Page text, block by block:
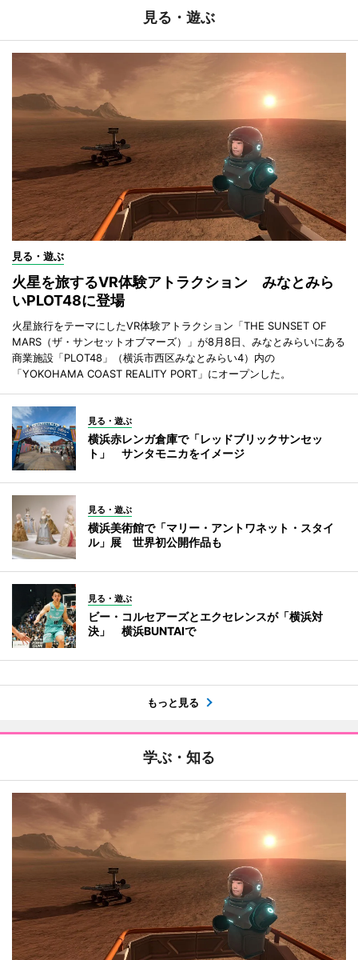
見る・遊ぶ
見る・遊ぶ
火星を旅するVR体験アトラクション みなとみら
いPLOT48に登場
火星旅行をテーマにしたVR体験アトラクション「THE SUNSET OF
MARS（ザ・サンセットオブマーズ）」が8月8日、みなとみらいにある
商業施設「PLOT48」（横浜市西区みなとみらい4）内の
「YOKOHAMA COAST REALITY PORT」にオープンした。
見る・遊ぶ
横浜赤レンガ倉庫で「レッドブリックサンセッ
ト」 サンタモニカをイメージ
見る・遊ぶ
横浜美術館で「マリー・アントワネット・スタイ
ル」展 世界初公開作品も
見る・遊ぶ
ビー・コルセアーズとエクセレンスが「横浜対
決」 横浜BUNTAIで
もっと見る
学ぶ・知る